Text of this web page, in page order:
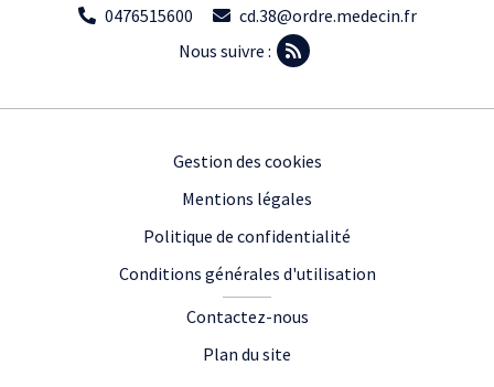
0476515600
cd.38@ordre.medecin.fr
Nous suivre :
Gestion des cookies
Mentions légales
Politique de confidentialité
Conditions générales d'utilisation
Contactez-nous
Plan du site